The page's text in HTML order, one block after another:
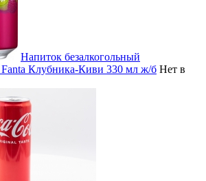
Напиток безалкогольный
Клубника-Киви 330 мл ж/б Нет в